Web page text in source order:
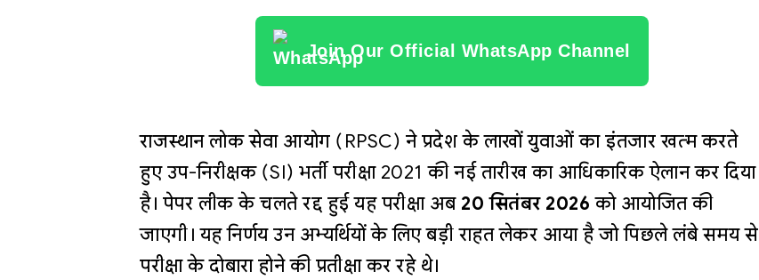
Join Our Official WhatsApp Channel
राजस्थान लोक सेवा आयोग (RPSC) ने प्रदेश के लाखों युवाओं का इंतजार खत्म करते
हुए उप-निरीक्षक (SI) भर्ती परीक्षा 2021 की नई तारीख का आधिकारिक ऐलान कर दिया
है। पेपर लीक के चलते रद्द हुई यह परीक्षा अब 20 सितंबर 2026 को आयोजित की
जाएगी। यह निर्णय उन अभ्यर्थियों के लिए बड़ी राहत लेकर आया है जो पिछले लंबे समय से
परीक्षा के दोबारा होने की प्रतीक्षा कर रहे थे।